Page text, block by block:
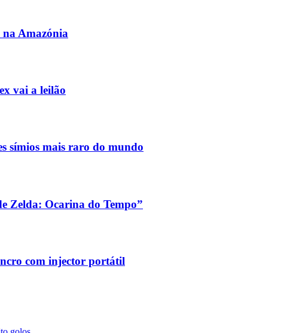
na Amazónia
vai a leilão
símios mais raro do mundo
Zelda: Ocarina do Tempo”
com injector portátil